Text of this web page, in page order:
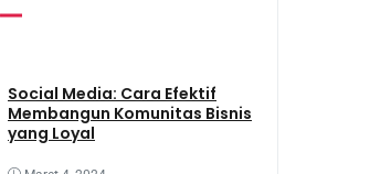
Social Media: Cara Efektif
Membangun Komunitas Bisnis
yang Loyal